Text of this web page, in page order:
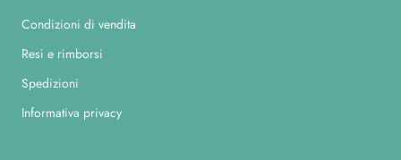
Condizioni di vendita
Resi e rimborsi
Spedizioni
Informativa privacy